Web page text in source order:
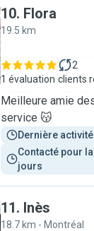
10. Flora
19.5 km
1 évaluation
2
clients
Meilleure amie
service 😽
Dernière
Contacté pour
jours
11. Inès
18.7 km - Montréal